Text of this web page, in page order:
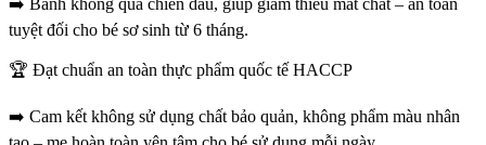
➡️ Bánh không qua chiên dầu, giúp giảm thiểu mất chất – an toàn
tuyệt đối cho bé sơ sinh từ 6 tháng.
🏆 Đạt chuẩn an toàn thực phẩm quốc tế HACCP
➡️ Cam kết không sử dụng chất bảo quản, không phẩm màu nhân